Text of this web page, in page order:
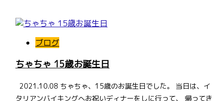
ブログ
ちゃちゃ 15歳お誕生日
2021.10.08 ちゃちゃ、15歳のお誕生日でした。 当日は、イ
タリアンバイキングへお祝いディナーをしに行って、 帰ってき